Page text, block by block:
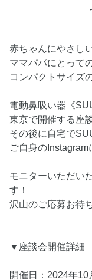
赤ちゃんにやさし
ママパパにとって
コンパクトサイズ
電動鼻吸い器《
東京で開催する座
その後に自宅で
ご自身のInstagram
モニターいただい
す！
沢山のご応募お待
▼座談会開催詳細
開催日：2024年10